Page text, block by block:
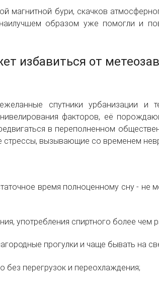
магнитной бури, скачков
образом уже помогли и
избавиться от
спутники урбанизации и
факторов, её
в переполненном
вызывающие со временем
время полноценному сну - не
употребления спиртного более чем
прогулки и чаще бывать на
без перегрузок и переохлаждения;